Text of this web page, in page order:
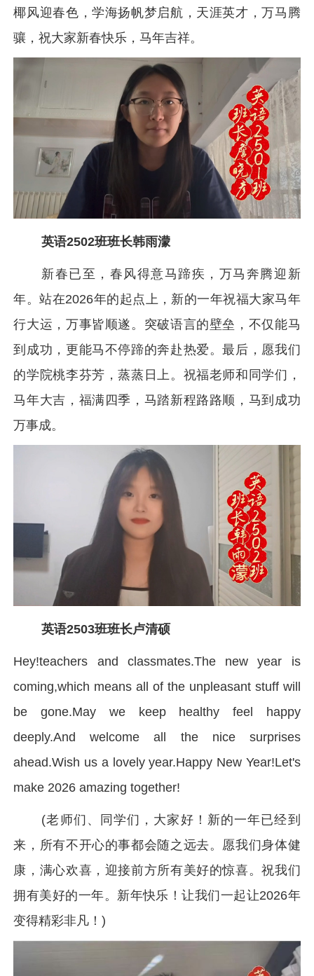
椰风迎春色，学海扬帆梦启航，天涯英才，万马腾
骧 ，祝大家新春快乐，马年吉祥。
英语2502班班长韩雨濛
新春已至，春风得意马蹄疾，万马奔腾迎新
年。站在2026年的起点上，新的一年祝福大家马年
行大运，万事皆顺遂。突破语言的壁垒，不仅能马
到成功，更能马不停蹄的奔赴热爱。最后，愿我们
的学院桃李芬芳，蒸蒸日上。祝福老师和同学们，
马年大吉，福满四季，马踏新程路路顺，马到成功
万事成。
英语2503班班长卢清硕
Hey!teachers and classmates.The new year is
coming,which means all of the unpleasant stuff will
be gone.May we keep healthy feel happy
deeply.And welcome all the nice surprises
ahead.Wish us a lovely year.Happy New Year!Let's
make 2026 amazing together!
(老师们、同学们，大家好！ 新的一年已经到
来， 所有不开心的事都会随之远去。 愿我们身体健
康，满心欢喜， 迎接前方所有美好的惊喜。祝我们
拥有美好的一年。 新年快乐！让我们一起让2026年
变得精彩非凡！)